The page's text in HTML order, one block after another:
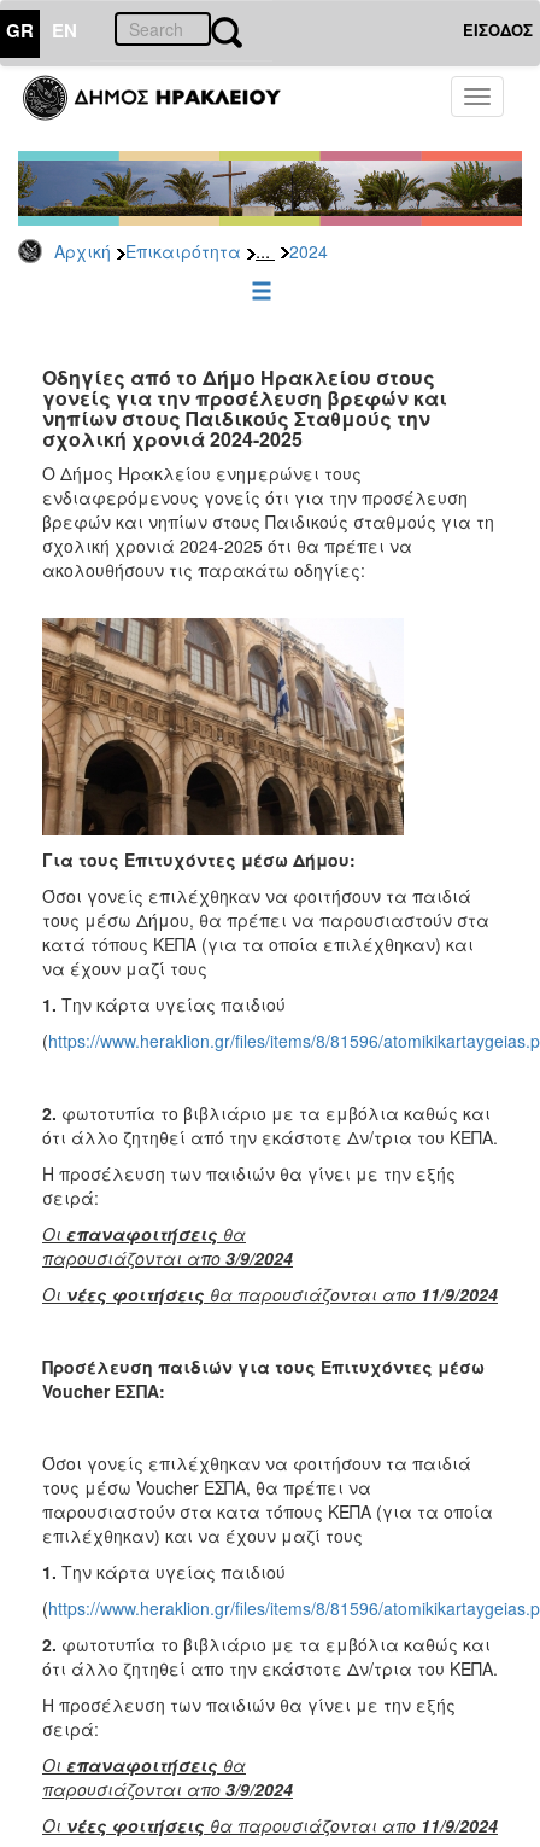
GR EN ΕΙΣΟΔΟΣ
Toggle
Αρχική Επικαιρότητα ... 2024
ΕΠΙΚΑΙΡΟΤΗΤΑ
Τύπου
Αρχείο
2026
2025
2022
2021
2020
2019
2018
2017
2015
2013
2012
2011
2006
ΔΗΜΟΤΗΣ
ΕΠΙΣΚΕΠΤΗΣ
ΗΡΑΚΛΕΙΟ
Οδηγίες από το Δήμο Ηρακλείου στους
γονείς για την προσέλευση βρεφών και
νηπίων στους Παιδικούς Σταθμούς την
σχολική χρονιά 2024-2025
Ο Δήμος Ηρακλείου ενημερώνει τους
ενδιαφερόμενους γονείς ότι για την προσέλευση
βρεφών και νηπίων στους Παιδικούς σταθμούς για τη
σχολική χρονιά 2024-2025 ότι θα πρέπει να
ακολουθήσουν τις παρακάτω οδηγίες:
Για τους Επιτυχόντες μέσω Δήμου:
Όσοι γονείς επιλέχθηκαν να φοιτήσουν τα παιδιά
τους μέσω Δήμου, θα πρέπει να παρουσιαστούν στα
κατά τόπους ΚΕΠΑ (για τα οποία επιλέχθηκαν) και
να έχουν μαζί τους
1. Την κάρτα υγείας παιδιού
(https://www.heraklion.gr/files/items/8/81596/
2. φωτοτυπία το βιβλιάριο με τα εμβόλια καθώς και
ότι άλλο ζητηθεί από την εκάστοτε Δν/τρια του ΚΕΠΑ.
Η προσέλευση των παιδιών θα γίνει με την εξής
σειρά:
Οι επαναφοιτήσεις θα
παρουσιάζονται απο 3/9/2024
Οι νέες φοιτήσεις θα παρουσιάζονται απο 11/9/2024
Προσέλευση παιδιών για τους Επιτυχόντες μέσω
Voucher ΕΣΠΑ:
Όσοι γονείς επιλέχθηκαν να φοιτήσουν τα παιδιά
τους μέσω Voucher ΕΣΠΑ, θα πρέπει να
παρουσιαστούν στα κατα τόπους ΚΕΠΑ (για τα οποία
επιλέχθηκαν) και να έχουν μαζί τους
1. Την κάρτα υγείας παιδιού
(https://www.heraklion.gr/files/items/8/81596/
2. φωτοτυπία το βιβλιάριο με τα εμβόλια καθώς και
ότι άλλο ζητηθεί απο την εκάστοτε Δν/τρια του ΚΕΠΑ.
Η προσέλευση των παιδιών θα γίνει με την εξής
σειρά:
Οι επαναφοιτήσεις θα
παρουσιάζονται απο 3/9/2024
Οι νέες φοιτήσεις θα παρουσιάζονται απο 11/9/2024